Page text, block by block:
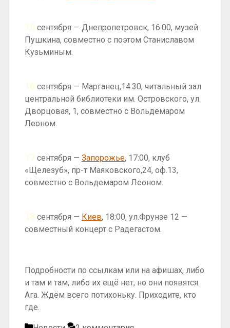
15 сентября — Днепропетровск, 16:00, музей
Пушкина, совместно с поэтом Станиславом
Кузьминым.
16 сентября — Марганец,14:30, читальный зал
центральной библиотеки им. Островского, ул.
Дворцовая, 1, совместно с Вольдемаром
Леоном.
17 сентября — Запорожье, 17:00, клуб
«Щелезуб», пр-т Маяковского,24, оф.13,
совместно с Вольдемаром Леоном.
18 сентября — Киев, 18:00, ул.Фрунзе 12 —
совместный концерт с Радегастом.
Подробности по ссылкам или на афишах, либо
и там и там, либо их ещё нет, но они появятся.
Ага. Ждём всего потихоньку. Приходите, кто
где.